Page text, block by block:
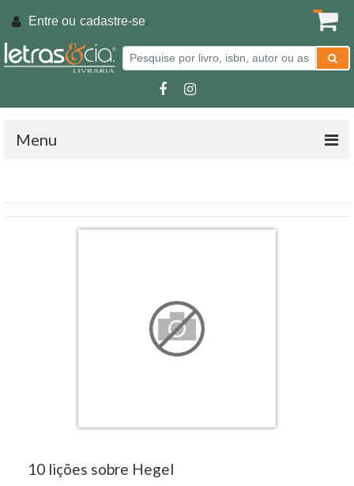
Entre ou cadastre-se.
Menu
10 lições sobre Hegel